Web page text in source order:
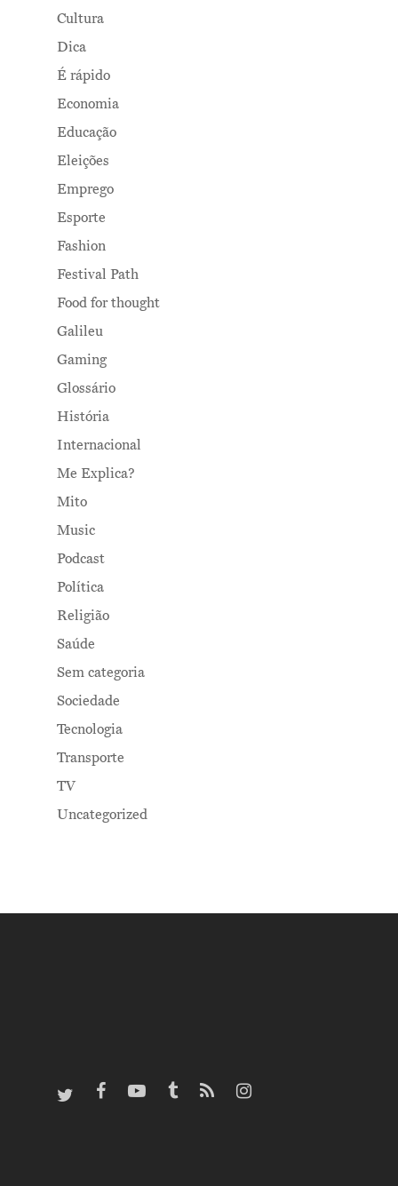
Cultura
Dica
É rápido
Economia
Educação
Eleições
Emprego
Esporte
Fashion
Festival Path
Food for thought
Galileu
Gaming
Glossário
História
Internacional
Me Explica?
Mito
Music
Podcast
Política
Religião
Saúde
Sem categoria
Sociedade
Tecnologia
Transporte
TV
Uncategorized